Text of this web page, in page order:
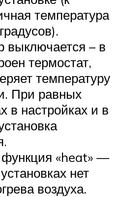
температура
выключается – в
термостат,
температуру
При равных
в настройках и в
функция «heat» —
нет
воздуха.